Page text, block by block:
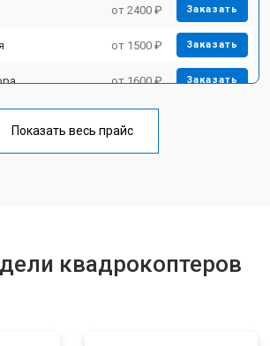
от 2400 ₽ Заказать
от 1500 ₽ Заказать
от 1600 ₽ Заказать
от 1800 ₽
Показать весь прайс
квадрокоптеров